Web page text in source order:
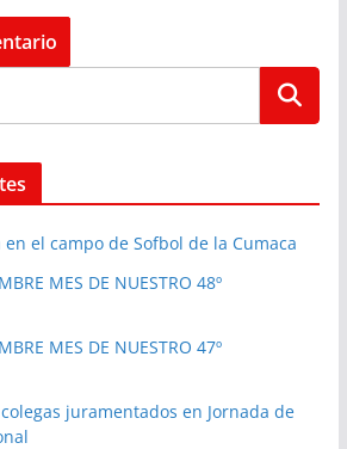
el campo de Sofbol de la Cumaca
MES DE NUESTRO 48º
MES DE NUESTRO 47º
juramentados en Jornada de